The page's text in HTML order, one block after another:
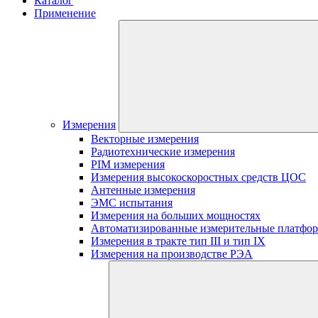
Применение
Измерения
Векторные измерения
Радиотехнические измерения
PIM измерения
Измерения высокоскоростных средств ЦОС
Антенные измерения
ЭМС испытания
Измерения на больших мощностях
Автоматизированные измерительные
Измерения в тракте тип III и тип IX
Измерения на производстве РЭА